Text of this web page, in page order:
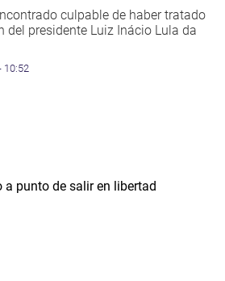
culpable de haber tratado
del presidente Luiz Inácio Lula da
10:52